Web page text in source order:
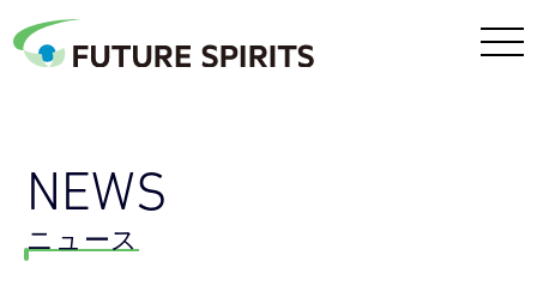
NEWS
ニュース